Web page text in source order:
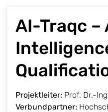
AI-Traqc
Projektleiter: Prof. Dr.-
Verbundpartner: